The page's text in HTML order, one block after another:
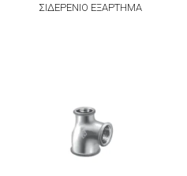
ΣΙΔΕΡΕΝΙΟ ΕΞΑΡΤΗΜΑ